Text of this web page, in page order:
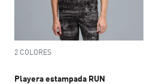
2 COLORES
Playera estampada RUN